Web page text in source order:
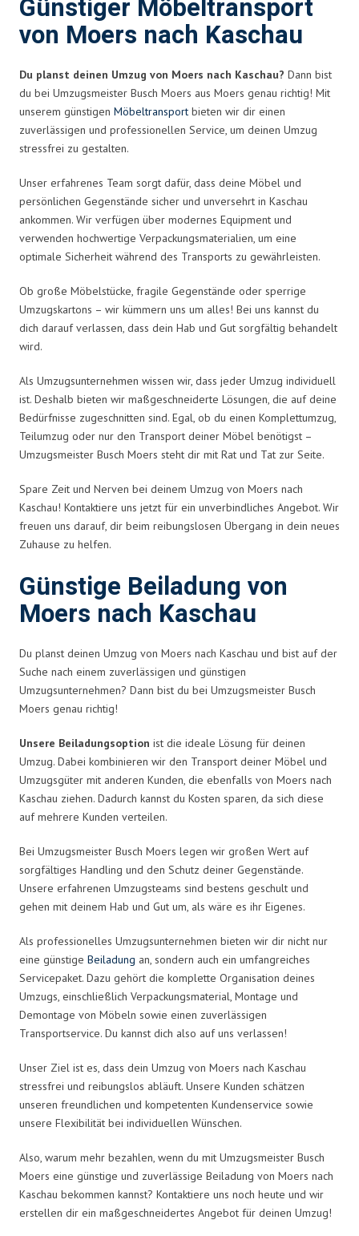
Günstiger Möbeltransport
von Moers nach Kaschau
Du planst deinen Umzug von Moers nach Kaschau? Dann bist
du bei Umzugsmeister Busch Moers aus Moers genau richtig! Mit
unserem günstigen Möbeltransport bieten wir dir einen
zuverlässigen und professionellen Service, um deinen Umzug
stressfrei zu gestalten.
Unser erfahrenes Team sorgt dafür, dass deine Möbel und
persönlichen Gegenstände sicher und unversehrt in Kaschau
ankommen. Wir verfügen über modernes Equipment und
verwenden hochwertige Verpackungsmaterialien, um eine
optimale Sicherheit während des Transports zu gewährleisten.
Ob große Möbelstücke, fragile Gegenstände oder sperrige
Umzugskartons – wir kümmern uns um alles! Bei uns kannst du
dich darauf verlassen, dass dein Hab und Gut sorgfältig behandelt
wird.
Als Umzugsunternehmen wissen wir, dass jeder Umzug individuell
ist. Deshalb bieten wir maßgeschneiderte Lösungen, die auf deine
Bedürfnisse zugeschnitten sind. Egal, ob du einen Komplettumzug,
Teilumzug oder nur den Transport deiner Möbel benötigst –
Umzugsmeister Busch Moers steht dir mit Rat und Tat zur Seite.
Spare Zeit und Nerven bei deinem Umzug von Moers nach
Kaschau! Kontaktiere uns jetzt für ein unverbindliches Angebot. Wir
freuen uns darauf, dir beim reibungslosen Übergang in dein neues
Zuhause zu helfen.
Günstige Beiladung von
Moers nach Kaschau
Du planst deinen Umzug von Moers nach Kaschau und bist auf der
Suche nach einem zuverlässigen und günstigen
Umzugsunternehmen? Dann bist du bei Umzugsmeister Busch
Moers genau richtig!
Unsere Beiladungsoption ist die ideale Lösung für deinen
Umzug. Dabei kombinieren wir den Transport deiner Möbel und
Umzugsgüter mit anderen Kunden, die ebenfalls von Moers nach
Kaschau ziehen. Dadurch kannst du Kosten sparen, da sich diese
auf mehrere Kunden verteilen.
Bei Umzugsmeister Busch Moers legen wir großen Wert auf
sorgfältiges Handling und den Schutz deiner Gegenstände.
Unsere erfahrenen Umzugsteams sind bestens geschult und
gehen mit deinem Hab und Gut um, als wäre es ihr Eigenes.
Als professionelles Umzugsunternehmen bieten wir dir nicht nur
eine günstige Beiladung an, sondern auch ein umfangreiches
Servicepaket. Dazu gehört die komplette Organisation deines
Umzugs, einschließlich Verpackungsmaterial, Montage und
Demontage von Möbeln sowie einen zuverlässigen
Transportservice. Du kannst dich also auf uns verlassen!
Unser Ziel ist es, dass dein Umzug von Moers nach Kaschau
stressfrei und reibungslos abläuft. Unsere Kunden schätzen
unseren freundlichen und kompetenten Kundenservice sowie
unsere Flexibilität bei individuellen Wünschen.
Also, warum mehr bezahlen, wenn du mit Umzugsmeister Busch
Moers eine günstige und zuverlässige Beiladung von Moers nach
Kaschau bekommen kannst? Kontaktiere uns noch heute und wir
erstellen dir ein maßgeschneidertes Angebot für deinen Umzug!